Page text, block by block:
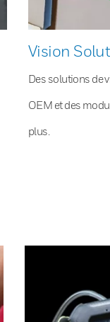
Vision
Des solutions de
OEM et des
plus.